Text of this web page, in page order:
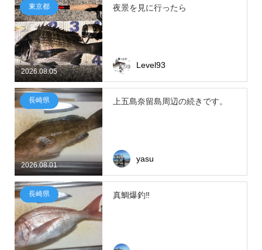
2026.08.05
東京都 夜景を見に行ったら
Level93
2026.08.01
長崎県 上五島奈留島周辺の続きです。
yasu
長崎県 真鯛爆釣‼